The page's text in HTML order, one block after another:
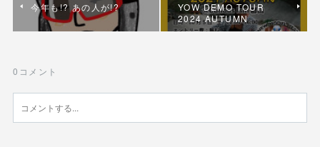
今年も!? あの人が!?
YOW DEMO TOUR
2024 AUTUMN
0 コメント